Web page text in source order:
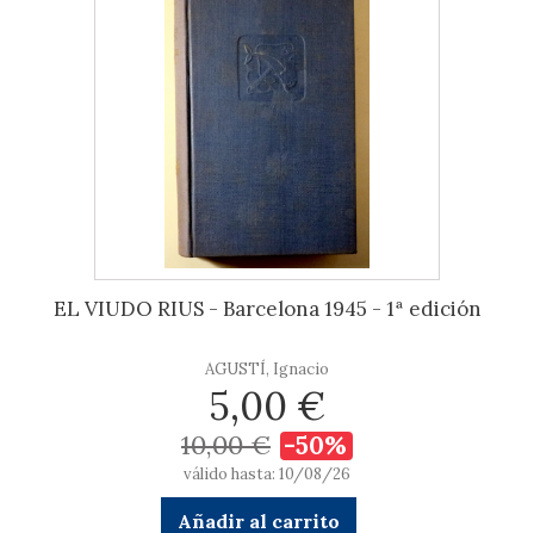
EL VIUDO RIUS - Barcelona 1945 - 1ª edición
AGUSTÍ, Ignacio
5,00 €
10,00 € -50%
válido hasta: 10/08/26
Añadir al carrito